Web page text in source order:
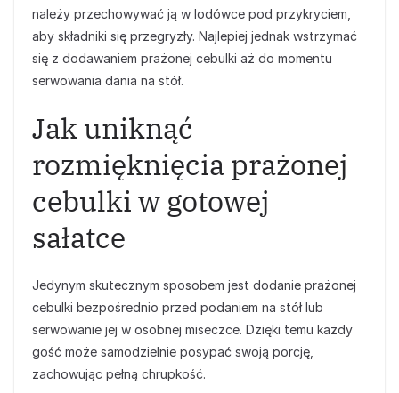
należy przechowywać ją w lodówce pod przykryciem,
aby składniki się przegryzły. Najlepiej jednak wstrzymać
się z dodawaniem prażonej cebulki aż do momentu
serwowania dania na stół.
Jak uniknąć
rozmięknięcia prażonej
cebulki w gotowej
sałatce
Jedynym skutecznym sposobem jest dodanie prażonej
cebulki bezpośrednio przed podaniem na stół lub
serwowanie jej w osobnej miseczce. Dzięki temu każdy
gość może samodzielnie posypać swoją porcję,
zachowując pełną chrupkość.